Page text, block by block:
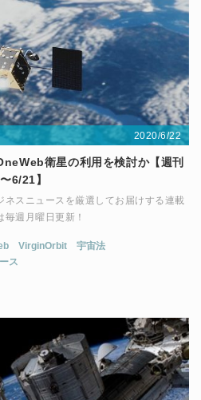
2020/6/22
衛星の利用を検討か【週刊
6/21】
スニュースを厳選してお届けする連載
毎週月曜日更新！
VirginOrbit
宇宙法
ス